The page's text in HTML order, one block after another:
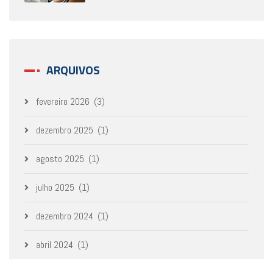
ARQUIVOS
fevereiro 2026 (3)
dezembro 2025 (1)
agosto 2025 (1)
julho 2025 (1)
dezembro 2024 (1)
abril 2024 (1)